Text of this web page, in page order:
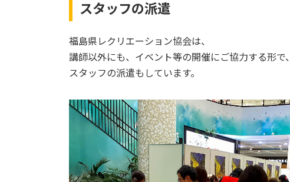
スタッフの派遣
福島県レクリエーション協会は、
講師以外にも、イベント等の開催にご協力する形で、
スタッフの派遣もしています。